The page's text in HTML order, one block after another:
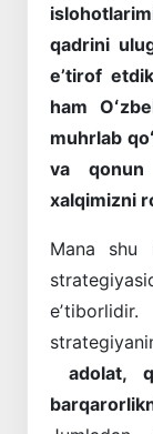
qadrini
eʼtirof
ham
muhrlab
va qonun
xalqimizni
Mana shu
adolat,